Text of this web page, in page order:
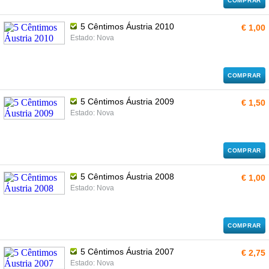
5 Cêntimos Áustria 2010
Estado: Nova
€ 1,00
COMPRAR
5 Cêntimos Áustria 2009
Estado: Nova
€ 1,50
COMPRAR
5 Cêntimos Áustria 2008
Estado: Nova
€ 1,00
COMPRAR
5 Cêntimos Áustria 2007
Estado: Nova
€ 2,75